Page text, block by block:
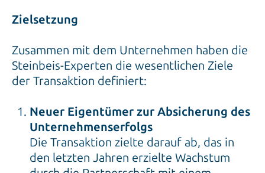
Zielsetzung
Zusammen mit dem Unternehmen haben die
Steinbeis-Experten die wesentlichen Ziele
der Transaktion definiert:
Neuer Eigentümer zur Absicherung des
Unternehmenserfolgs
Die Transaktion zielte darauf ab, das in
den letzten Jahren erzielte Wachstum